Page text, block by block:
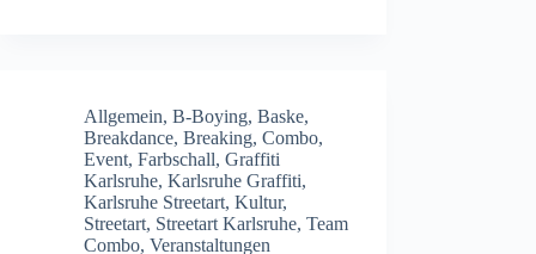
Allgemein, B-Boying, Baske,
Breakdance, Breaking, Combo,
Event, Farbschall, Graffiti
Karlsruhe, Karlsruhe Graffiti,
Karlsruhe Streetart, Kultur,
Streetart, Streetart Karlsruhe, Team
Combo, Veranstaltungen